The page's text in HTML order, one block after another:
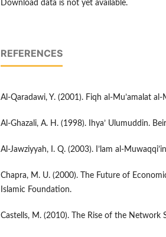
Download data is not yet available.
REFERENCES
Al-Qaradawi, Y. (2001). Fiqh al-Mu’amalat
Al-Ghazali, A. H. (1998). Ihya’ Ulumuddin.
Al-Jawziyyah, I. Q. (2003). I’lam al-
Chapra, M. U. (2000). The Future of
Islamic Foundation.
Castells, M. (2010). The Rise of the Network